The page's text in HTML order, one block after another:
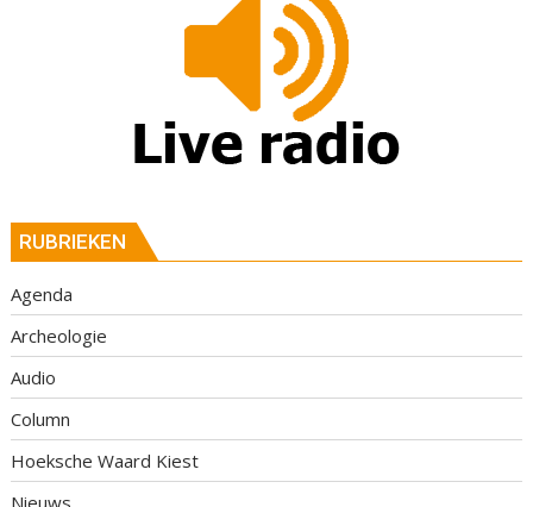
RUBRIEKEN
Agenda
Archeologie
Audio
Column
Hoeksche Waard Kiest